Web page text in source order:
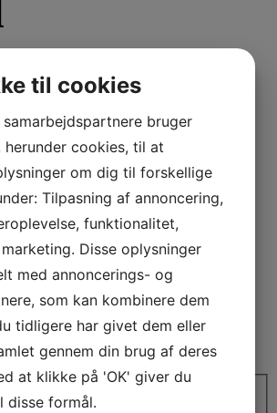
og vi kontakter dig
fields
til cookies
bruger
herunder cookies, til at
om dig til forskellige
Tilpasning af annoncering,
funktionalitet,
Disse oplysninger
med annoncerings- og
som kan kombinere dem
tidligere har givet dem eller
gennem din brug af deres
at klikke på 'OK' giver du
disse formål.